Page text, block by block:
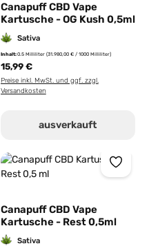
Canapuff CBD Vape
Kartusche - OG Kush 0,5ml
Sativa
Inhalt:0.5 Milliliter (31.980,00 € / 1000 Milliliter)
15,99 €
Preise inkl. MwSt. und ggf. zzgl.
Versandkosten
ausverkauft
Canapuff CBD Vape
Kartusche - Rest 0,5ml
Sativa